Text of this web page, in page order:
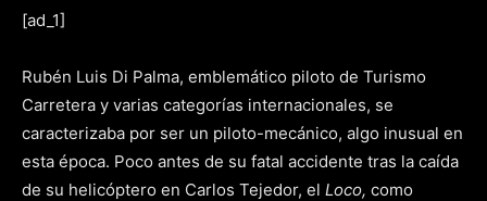
[ad_1]
Rubén Luis Di Palma, emblemático piloto de Turismo
Carretera y varias categorías internacionales, se
caracterizaba por ser un piloto-mecánico, algo inusual en
esta época. Poco antes de su fatal accidente tras la caída
de su helicóptero en Carlos Tejedor, el Loco, como